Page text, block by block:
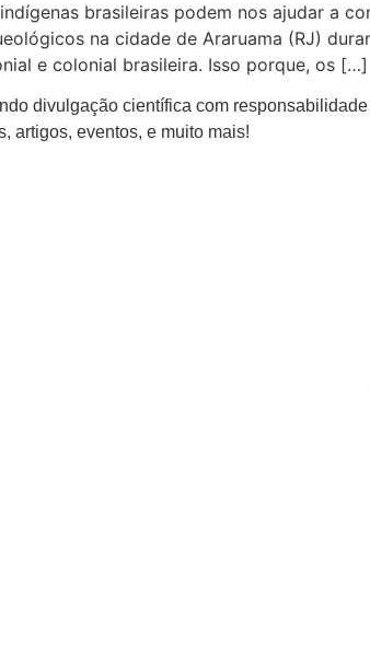
brasileiras podem nos ajudar a
na cidade de Araruama (RJ)
e colonial brasileira. Isso porque, os […]
divulgação científica com
artigos, eventos, e muito mais!